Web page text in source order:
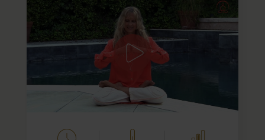
Tri Yoga Flow für Anfänger
TriYoga nach Kali Ray ist ein sehr elegant und meditativ
fließender Yoga-Stil.
In diesem Tri Yoga Flow Video findest du eine
Zusammenfassung der Grundlagen und der 5…